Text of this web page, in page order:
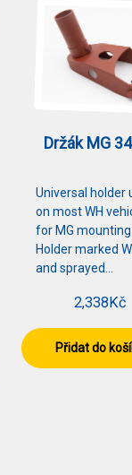
Držák MG
Universal holder
on most WH
for MG mounting
Holder marked
and sprayed…
2,338Kč
Přidat do